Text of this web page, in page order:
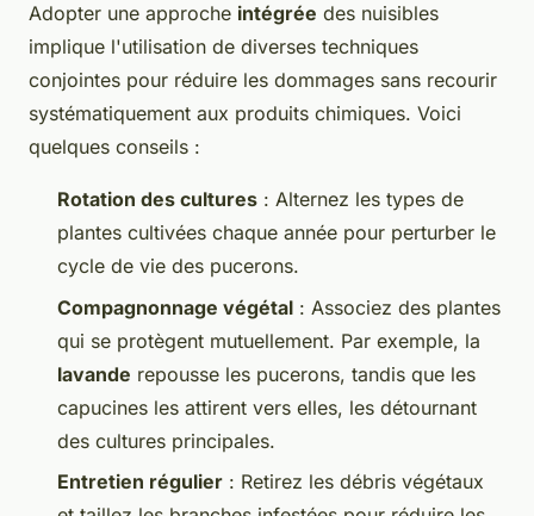
Adopter une approche intégrée des nuisibles
implique l'utilisation de diverses techniques
conjointes pour réduire les dommages sans recourir
systématiquement aux produits chimiques. Voici
quelques conseils :
Rotation des cultures : Alternez les types de
plantes cultivées chaque année pour perturber le
cycle de vie des pucerons.
Compagnonnage végétal : Associez des plantes
qui se protègent mutuellement. Par exemple, la
lavande repousse les pucerons, tandis que les
capucines les attirent vers elles, les détournant
des cultures principales.
Entretien régulier : Retirez les débris végétaux